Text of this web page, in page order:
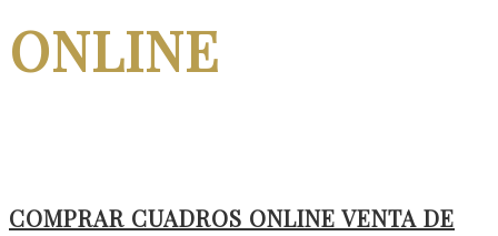
ONLINE
COMPRAR CUADROS ONLINE VENTA DE